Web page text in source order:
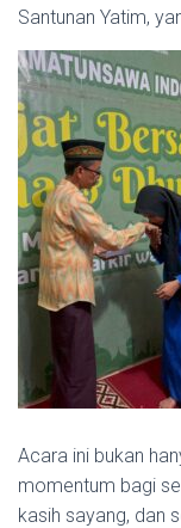
Santunan Yatim,
Acara ini bukan
momentum bagi
kasih sayang, dan